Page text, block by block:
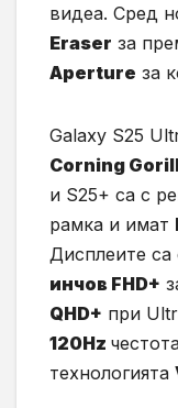
видеа. Сред
Eraser за
Aperture за
Galaxy S25
Corning
и S25+ са с
рамка и имат
Дисплеите са
инчов FHD+
QHD+ при
120Hz
технологията